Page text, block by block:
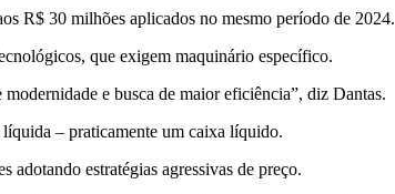
R$ 30 milhões aplicados no mesmo período de 2024.
que exigem maquinário específico.
e busca de maior eficiência”, diz Dantas.
– praticamente um caixa líquido.
estratégias agressivas de preço.